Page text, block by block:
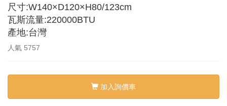
尺寸:W140×D120×H80/123cm
瓦斯流量:220000BTU
產地:台灣
人氣 5757
加入詢價車